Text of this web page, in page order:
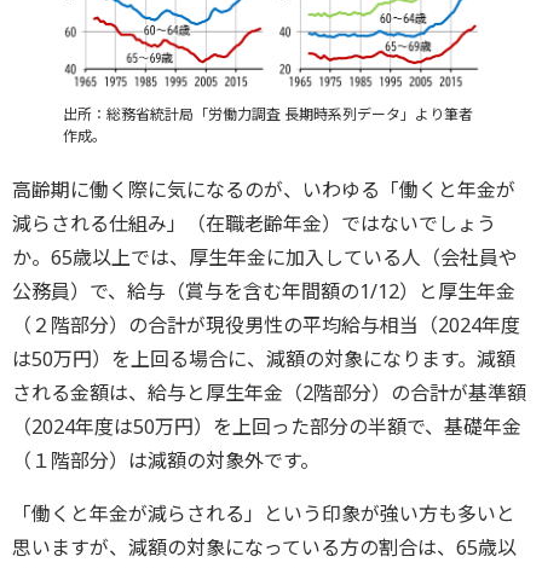
出所：総務省統計局「労働力調査 長期時系列データ」より筆者
作成。
高齢期に働く際に気になるのが、いわゆる「働くと年金が
減らされる仕組み」（在職老齢年金）ではないでしょう
か。65歳以上では、厚生年金に加入している人（会社員や
公務員）で、給与（賞与を含む年間額の1/12）と厚生年金
（２階部分）の合計が現役男性の平均給与相当（2024年度
は50万円）を上回る場合に、減額の対象になります。減額
される金額は、給与と厚生年金（2階部分）の合計が基準額
（2024年度は50万円）を上回った部分の半額で、基礎年金
（１階部分）は減額の対象外です。
「働くと年金が減らされる」という印象が強い方も多いと
思いますが、減額の対象になっている方の割合は、65歳以